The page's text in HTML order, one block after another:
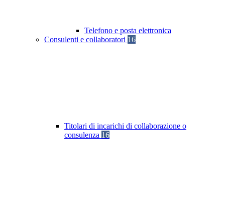
Telefono e posta elettronica
Consulenti e collaboratori 16
Titolari di incarichi di collaborazione o
consulenza 16